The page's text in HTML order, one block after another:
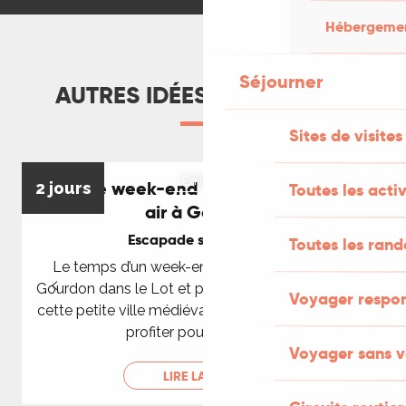
Séjourner
Sites de visites
Toutes les
Toutes les
Voyager
Voyager sans
AUTRES IDÉES DE SÉJOURS
En train
2 jours
Idée de week-end patrimoine et plein
air à Gourdon
Escapade sans voiture
Le temps d’un week-end, posez vos valises à
Gourdon dans le Lot et profitez-en pour découvrir
cette petite ville médiévale. Vous pourrez aussi en
profiter pour tester de...
LIRE LA SUITE